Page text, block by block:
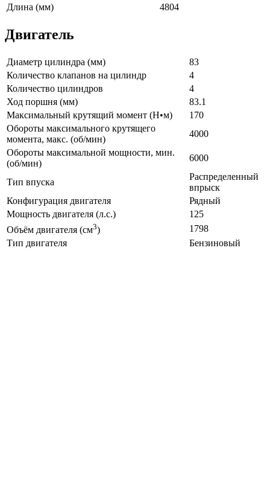
Длина (мм)
4804
Двигатель
Диаметр цилиндра (мм)
83
Количество клапанов на цилиндр
4
Количество цилиндров
4
Ход поршня (мм)
83.1
Максимальный крутящий момент (Н•м)
170
Обороты максимального крутящего
момента, макс. (об/мин)
4000
Обороты максимальной мощности, мин.
(об/мин)
6000
Тип впуска
Распределенный
впрыск
Конфигурация двигателя
Рядный
Мощность двигателя (л.с.)
125
Объём двигателя (см3)
1798
Тип двигателя
Бензиновый